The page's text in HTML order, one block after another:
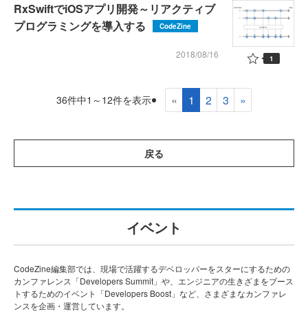
RxSwiftでiOSアプリ開発～リアクティブ
プログラミングを導入する
CodeZine
2018/08/16 1
36件中1～12件を表示 « 1 2 3 »
戻る
イベント
CodeZine編集部では、現場で活躍するデベロッパーをスターにするための
カンファレンス「Developers Summit」や、エンジニアの生きざまをブース
トするためのイベント「Developers Boost」など、さまざまなカンファレ
ンスを企画・運営しています。